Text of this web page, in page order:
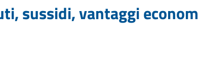
sussidi, vantaggi